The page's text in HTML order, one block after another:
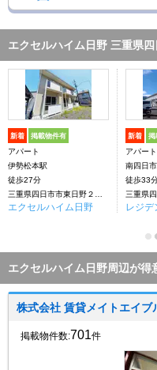
エクセルハイム日野 三重県
新着 掲載物件有
アパート
伊勢松本駅
徒歩27分
エクセルハイム日野
新着 掲
アパート
南四日
徒歩33
レジデ
エクセルハイム日野周辺が得
株式会社 賃貸メイトエイ
掲載物件数:701件